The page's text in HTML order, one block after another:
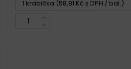
1 krabička (58,81 Kč s DPH / bal.)